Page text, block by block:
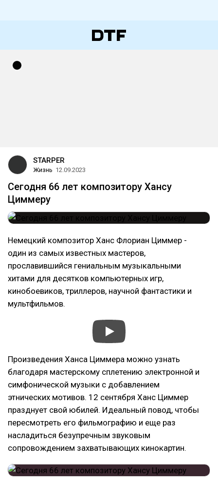
STARPER
Жизнь 12.09.2023
Сегодня 66 лет композитору Хансу
Циммеру
Немецкий композитор Ханс Флориан Циммер -
один из самых известных мастеров,
прославившийся гениальным музыкальными
хитами для десятков компьютерных игр,
кинобоевиков, триллеров, научной фантастики и
мультфильмов.
Произведения Ханса Циммера можно узнать
благодаря мастерскому сплетению электронной и
симфонической музыки с добавлением
этнических мотивов. 12 сентября Ханс Циммер
празднует свой юбилей. Идеальный повод, чтобы
пересмотреть его фильмографию и еще раз
насладиться безупречным звуковым
сопровождением захватывающих кинокартин.